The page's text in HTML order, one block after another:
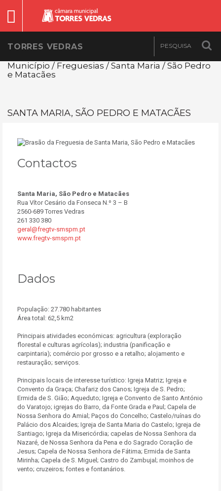
TORRES VEDRAS
Município / Freguesias / Santa Maria / São Pedro
e Matacães
SANTA MARIA, SÃO PEDRO E MATACÃES
Contactos
Santa Maria, São Pedro e Matacães
Rua Vítor Cesário da Fonseca N.º 3 – B
2560-689 Torres Vedras
261 330 380
geral@fregtv-smspm.pt
www.fregtv-smspm.pt
Dados
População: 27.780 habitantes
Área total: 62,5 km2
Principais atividades económicas: agricultura (exploração
florestal e culturas agrícolas); industria (panificação e
carpintaria); comércio por grosso e a retalho; alojamento e
restauração; serviços.
Principais locais de interesse turístico: Igreja Matriz; Igreja e
Convento da Graça; Chafariz dos Canos; Igreja de S. Pedro;
Ermida de S. Gião; Aqueduto; Igreja e Convento de Santo António
do Varatojo; igrejas do Barro, da Fonte Grada e Paul; Capela de
Nossa Senhora do Amial; Paços do Concelho; Castelo/ruínas do
Palácio dos Alcaides; Igreja de Santa Maria do Castelo; Igreja de
Santiago; Igreja da Misericórdia; capelas de Nossa Senhora da
Nazaré, de Nossa Senhora da Pena e do Sagrado Coração de
Jesus; Capela de Nossa Senhora de Fátima; Ermida de Santa
Mirinha; Capela de S. Miguel; Castro do Zambujal; moinhos de
vento; cruzeiros; fontes e fontanários.